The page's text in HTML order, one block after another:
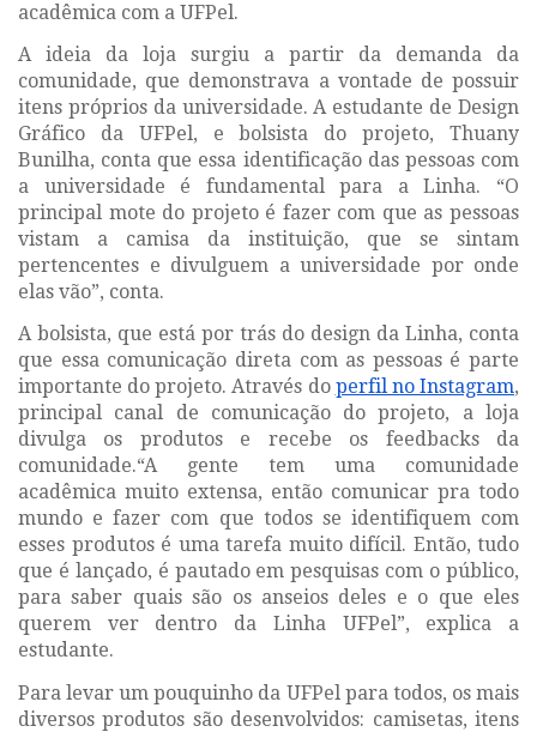
acadêmica com a UFPel.
A ideia da loja surgiu a partir da demanda da
comunidade, que demonstrava a vontade de possuir
itens próprios da universidade. A estudante de Design
Gráfico da UFPel, e bolsista do projeto, Thuany
Bunilha, conta que essa identificação das pessoas com
a universidade é fundamental para a Linha. “O
principal mote do projeto é fazer com que as pessoas
vistam a camisa da instituição, que se sintam
pertencentes e divulguem a universidade por onde
elas vão”, conta.
A bolsista, que está por trás do design da Linha, conta
que essa comunicação direta com as pessoas é parte
importante do projeto. Através do perfil no Instagram,
principal canal de comunicação do projeto, a loja
divulga os produtos e recebe os feedbacks da
comunidade.“A gente tem uma comunidade
acadêmica muito extensa, então comunicar pra todo
mundo e fazer com que todos se identifiquem com
esses produtos é uma tarefa muito difícil. Então, tudo
que é lançado, é pautado em pesquisas com o público,
para saber quais são os anseios deles e o que eles
querem ver dentro da Linha UFPel”, explica a
estudante.
Para levar um pouquinho da UFPel para todos, os mais
diversos produtos são desenvolvidos: camisetas, itens